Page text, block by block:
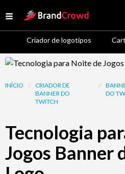
Open menu
Site Logo
Criador de logotipos
Design Template Preview
INÍCIO // CRIADOR DE
BANNER DO
TWITCH
//
DO
Tecnologia
Jogos Banner